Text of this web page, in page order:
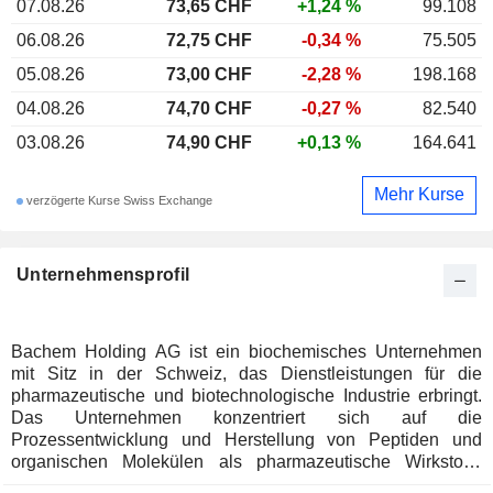
Unternehmensprofil
Bachem Holding AG ist ein biochemisches Unternehmen
mit Sitz in der Schweiz, das Dienstleistungen für die
pharmazeutische und biotechnologische Industrie erbringt.
Das Unternehmen konzentriert sich auf die
Prozessentwicklung und Herstellung von Peptiden und
organischen Molekülen als pharmazeutische Wirkstoffe
07.08.26 73,65 CHF +1,24 %
99.108
06.08.26
72,75 CHF -0,34 %
75.505
05.08.26
73,00 CHF -2,28 %
198.168
04.08.26
74,70 CHF -0,27 %
82.540
03.08.26
74,90 CHF +0,13 % 164.641
verzögerte Kurse Swiss Exchange Mehr Kurse